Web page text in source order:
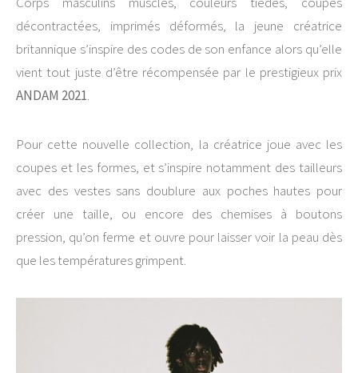
décontractées, imprimés déformés, la jeune créatrice
britannique s’inspire des codes de son enfance alors qu’elle
vient tout juste d’être récompensée par le prestigieux prix
ANDAM 2021.
Pour cette nouvelle collection, la créatrice joue avec les
coupes et les formes, et s’inspire notamment des tailleurs
avec des vestes sans doublure aux poches hautes pour
créer une taille, ou encore des chemises à boutons
pression, qu’on ferme et ouvre pour laisser voir la peau dès
que les températures grimpent.